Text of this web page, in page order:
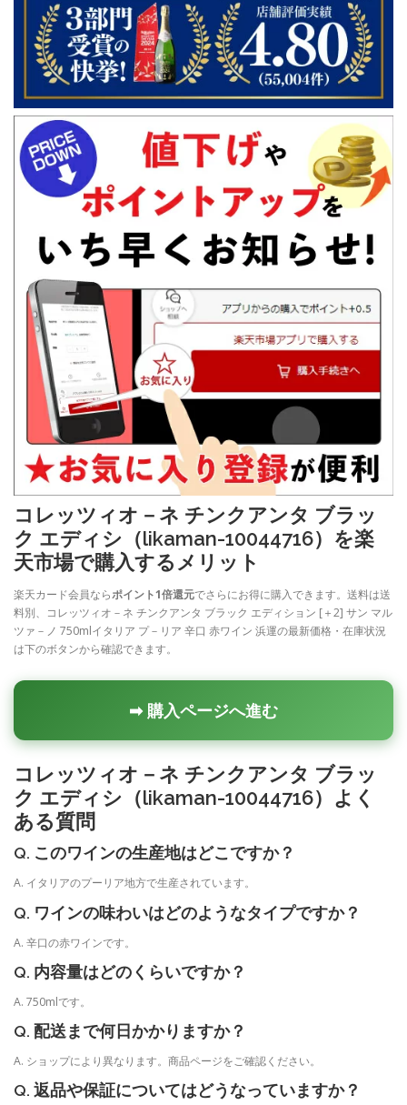
コレッツィオ－ネ チンクアンタ ブラッ
ク エディシ（likaman-10044716）を楽
天市場で購入するメリット
楽天カード会員ならポイント1倍還元でさらにお得に購入できます。送料は送
料別、コレッツィオ－ネ チンクアンタ ブラック エディション [＋2] サン マル
ツァ－ノ 750mlイタリア プ－リア 辛口 赤ワイン 浜運の最新価格・在庫状況
は下のボタンから確認できます。
➡ 購入ページへ進む
コレッツィオ－ネ チンクアンタ ブラッ
ク エディシ（likaman-10044716）よく
ある質問
Q. このワインの生産地はどこですか？
A. イタリアのプーリア地方で生産されています。
Q. ワインの味わいはどのようなタイプですか？
A. 辛口の赤ワインです。
Q. 内容量はどのくらいですか？
A. 750mlです。
Q. 配送まで何日かかりますか？
A. ショップにより異なります。商品ページをご確認ください。
Q. 返品や保証についてはどうなっていますか？